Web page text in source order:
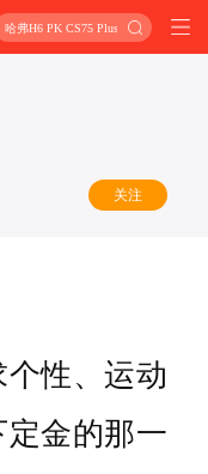
哈弗H6 PK CS75 Plus
关注
性、运动
金的那一